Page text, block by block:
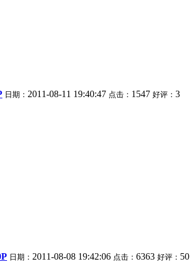
日期： 2011-08-11 19:40:47 点击： 1547 好评： 3
日期： 2011-08-08 19:42:06 点击： 6363 好评： 50